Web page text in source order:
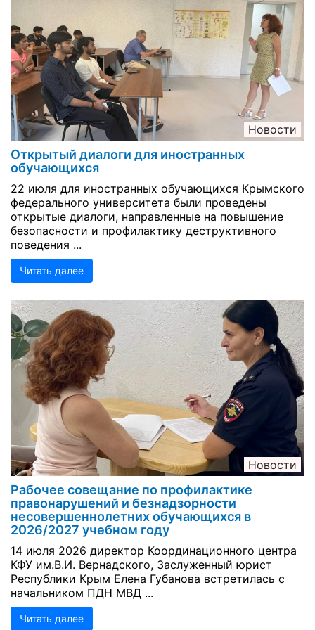
Новости
Открытый диалоги для иностранных
обучающихся
22 июля для иностранных обучающихся Крымского
федерального университета были проведены
открытые диалоги, направленные на повышение
безопасности и профилактику деструктивного
поведения ...
Читать далее
Новости
Рабочее совещание по профилактике
правонарушений и безнадзорности
несовершеннолетних обучающихся в
2026/2027 учебном году
14 июля 2026 директор Координационного центра
КФУ им.В.И. Вернадского, Заслуженный юрист
Республики Крым Елена Губанова встретилась с
начальником ПДН МВД ...
Читать далее